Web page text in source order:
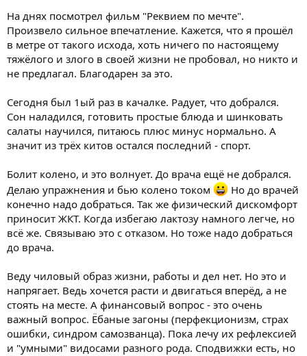
На днях посмотрел фильм "Реквием по мечте".
Произвело сильное впечатление. Кажется, что я прошёл
в метре от такого исхода, хоть ничего по настоящему
тяжёлого и злого в своей жизни не пробовал, но никто и
не предлагал. Благодарен за это.
Сегодня был 1ый раз в качалке. Радует, что добрался.
Сон наладился, готовить простые блюда и шинковать
салаты научился, питаюсь плюс минус нормально. А
значит из трёх китов остался последний - спорт.
Болит колено, и это волнует. До врача ещё не добрался.
Делаю упражнения и бью колено током
Но до врачей
конечно надо добраться. Так же физический дискомфорт
приносит ЖКТ. Когда избегаю лактозу намного легче, но
всё же. Связываю это с отказом. Но тоже надо добраться
до врача.
Веду чиловый образ жизни, работы и дел нет. Но это и
напрягает. Ведь хочется расти и двигаться вперёд, а не
стоять на месте. А финансовый вопрос - это очень
важный вопрос. Ёбаные загоны (перфекционизм, страх
ошибки, синдром самозванца). Пока лечу их рефлексией
и "умными" видосами разного рода. Сподвижки есть, но